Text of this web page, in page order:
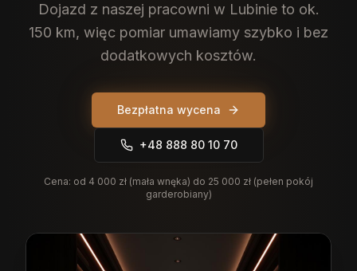
Dojazd z naszej pracowni w Lubinie to ok.
150 km, więc pomiar umawiamy szybko i bez
dodatkowych kosztów.
Bezpłatna wycena
+48 888 80 10 70
Cena: od 4 000 zł (mała wnęka) do 25 000 zł (pełen pokój
garderobiany)